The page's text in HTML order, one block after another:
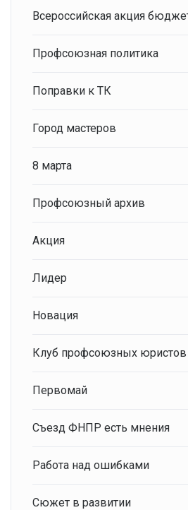
Всероссийская акция
Профсоюзная политика
Поправки к ТК
Город мастеров
8 марта
Профсоюзный архив
Акция
Лидер
Новация
Клуб профсоюзных юристов
Первомай
Съезд ФНПР есть мнения
Работа над ошибками
Сюжет в развитии